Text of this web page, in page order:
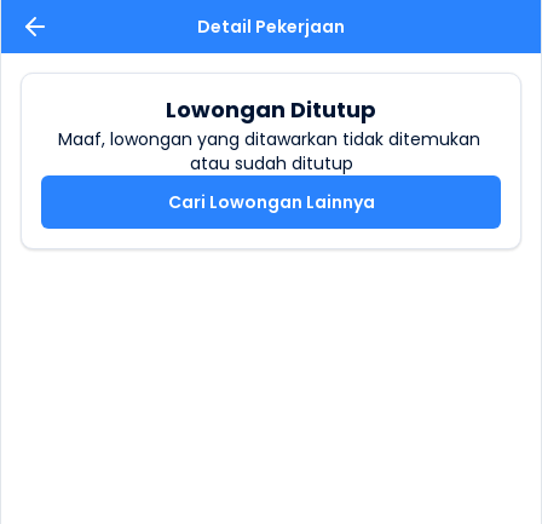
Detail Pekerjaan
Lowongan Ditutup
Maaf, lowongan yang ditawarkan tidak ditemukan
atau sudah ditutup
Cari Lowongan Lainnya